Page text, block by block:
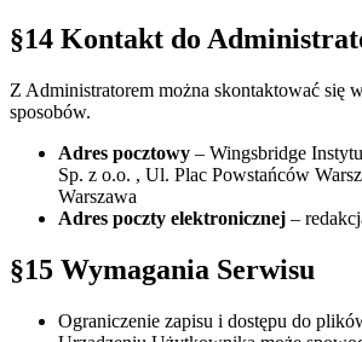
§14 Kontakt do
Z Administratorem można skontaktować się
sposobów.
Adres pocztowy – Wingsbridge
Sp. z o.o. , Ul. Plac Powstańców
Warszawa
Adres poczty elektronicznej –
§15 Wymagania Serwisu
Ograniczenie zapisu i dostępu do